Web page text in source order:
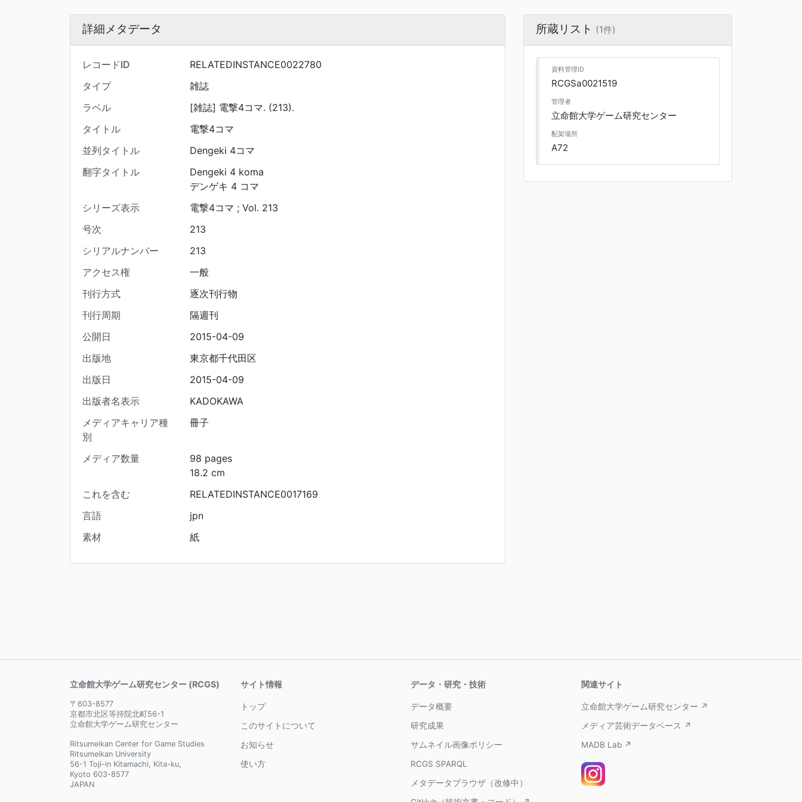
詳細メタデータ
レコードID
RELATEDINSTANCE0022780
タイプ
雑誌
ラベル
[雑誌] 電撃4コマ. (213).
タイトル
電撃4コマ
並列タイトル
Dengeki 4コマ
翻字タイトル
Dengeki 4 koma
デンゲキ 4 コマ
シリーズ表示
電撃4コマ ; Vol. 213
号次
213
シリアルナンバー
213
アクセス権
一般
刊行方式
逐次刊行物
刊行周期
隔週刊
公開日
2015-04-09
出版地
東京都千代田区
出版日
2015-04-09
出版者名表示
KADOKAWA
メディアキャリア種
別
冊子
メディア数量
98 pages
18.2 cm
これを含む
RELATEDINSTANCE0017169
言語
jpn
素材
紙
所蔵リスト (1件)
資料管理ID
RCGSa0021519
管理者
立命館大学ゲーム研究センター
配架場所
A72
立命館大学ゲーム研究センター (RCGS)
〒603-8577
京都市北区等持院北町56-1
立命館大学ゲーム研究センター
Ritsumeikan Center for Game Studies
Ritsumeikan University
56-1 Toji-in Kitamachi, Kita-ku,
Kyoto 603-8577
JAPAN
サイト情報
トップ
このサイトについて
お知らせ
使い方
データ・研究・技術
データ概要
研究成果
サムネイル画像ポリシー
RCGS SPARQL
メタデータブラウザ（改修中）
関連サイト
立命館大学ゲーム研究センター ↗
メディア芸術データベース ↗
MADB Lab ↗